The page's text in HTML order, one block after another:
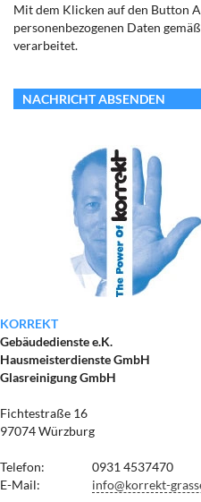
Mit dem Klicken auf den Button
personenbezogenen Daten
verarbeitet.
NACHRICHT ABSENDEN
KORREKT
Gebäudedienste e.K.
Hausmeisterdienste GmbH
Glasreinigung GmbH
Fichtestraße 16
97074 Würzburg
Telefon:
0931 4537470
E-Mail:
info@korrekt-